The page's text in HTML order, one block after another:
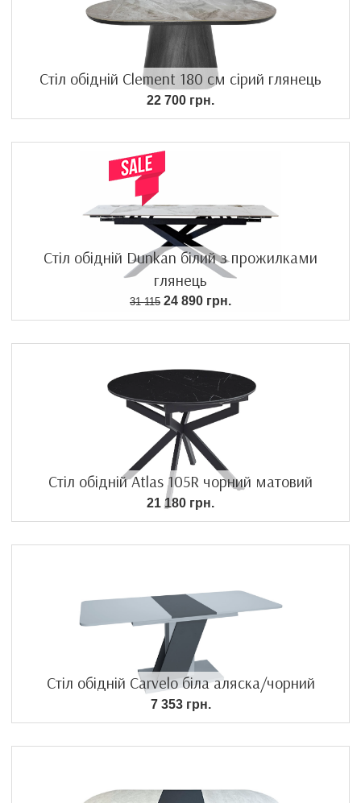
Стіл обідній Clement 180 см сірий глянець
22 700 грн.
Стіл обідній Dunkan білий з прожилками
глянець
31 115 24 890 грн.
Стіл обідній Atlas 105R чорний матовий
21 180 грн.
Стіл обідній Carvelo біла аляска/чорний
7 353 грн.